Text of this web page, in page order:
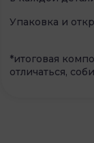
Упаковка и
*итоговая
отличаться,